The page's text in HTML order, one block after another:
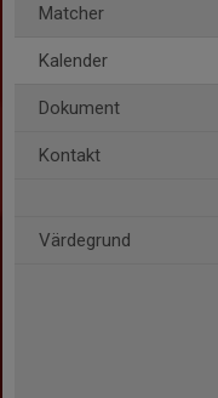
Matcher
Kalender
Dokument
Kontakt
Värdegrund